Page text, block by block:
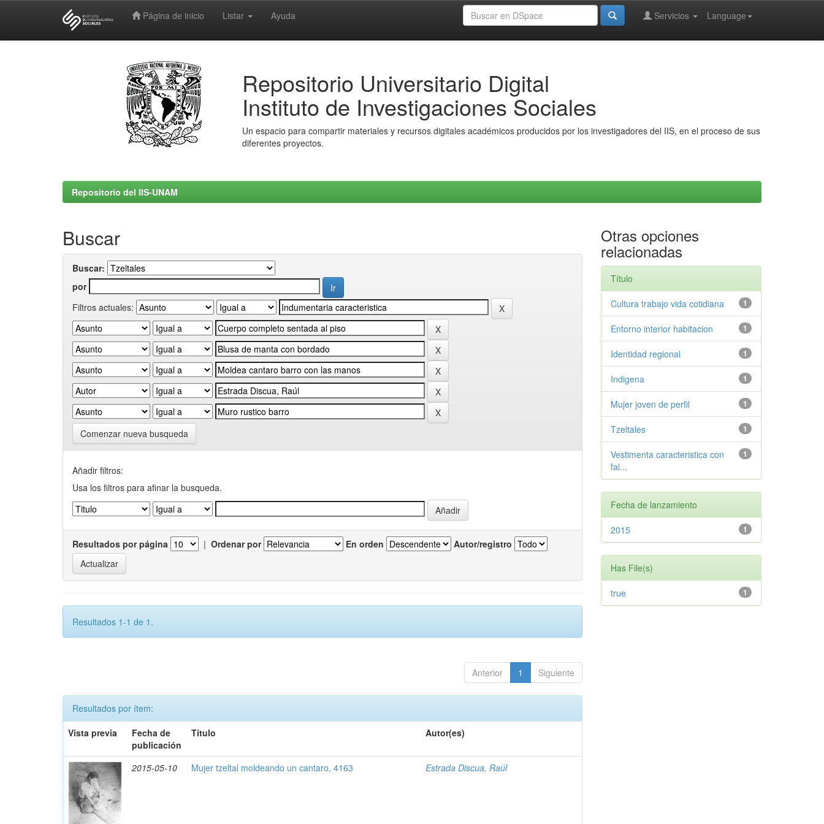
Página de inicio Listar Ayuda Language
Servicios
Repositorio Universitario Digital
Instituto de Investigaciones Sociales
Un espacio para compartir materiales y recursos digitales académicos producidos por los investigadores del IIS, en el proceso de sus
diferentes proyectos.
Repositorio del IIS-UNAM
Buscar
Buscar:
por
Filtros actuales:
Comenzar nueva busqueda
Añadir filtros:
Usa los filtros para afinar la busqueda.
Resultados por página | Ordenar por En orden Autor/registro
Resultados 1-1 de 1.
Anterior 1 Siguiente
Resultados por ítem:
Vista previa
Fecha de
publicación
Título Autor(es)
2015-05-10 Mujer tzeltal moldeando un cantaro, 4163 Estrada Discua, Raúl
Otras opciones
relacionadas
Título
1
Cultura trabajo vida cotidiana
1
Entorno interior habitacion
1
Identidad regional
1
Indigena
1
Mujer joven de perfil
1
Tzeltales
1
Vestimenta caracteristica con
fal...
Fecha de lanzamiento
1
2015
Has File(s)
1
true